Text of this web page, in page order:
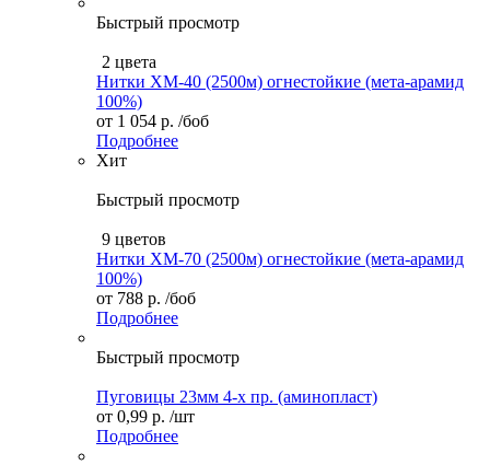
Быстрый просмотр
2 цвета
Нитки ХМ-40 (2500м) огнестойкие (мета-арамид
100%)
от 1 054 р. /боб
Подробнее
Хит
Быстрый просмотр
9 цветов
Нитки XM-70 (2500м) огнестойкие (мета-арамид
100%)
от 788 р. /боб
Подробнее
Быстрый просмотр
Пуговицы 23мм 4-х пр. (аминопласт)
от 0,99 р. /шт
Подробнее